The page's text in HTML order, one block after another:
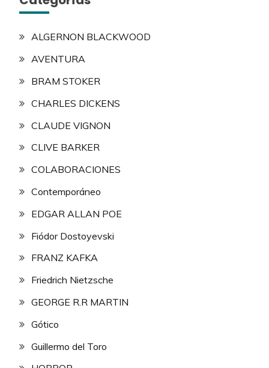
ALGERNON BLACKWOOD
AVENTURA
BRAM STOKER
CHARLES DICKENS
CLAUDE VIGNON
CLIVE BARKER
COLABORACIONES
Contemporáneo
EDGAR ALLAN POE
Fiódor Dostoyevski
FRANZ KAFKA
Friedrich Nietzsche
GEORGE R.R MARTIN
Gótico
Guillermo del Toro